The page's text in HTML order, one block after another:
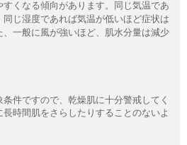
くなる傾向があります。同じ気温であ
じ湿度であれば気温が低いほど症状は
一般に風が強いほど、肌水分量は減少
件ですので、乾燥肌に十分警戒してく
時間肌をさらしたりすることのないよ